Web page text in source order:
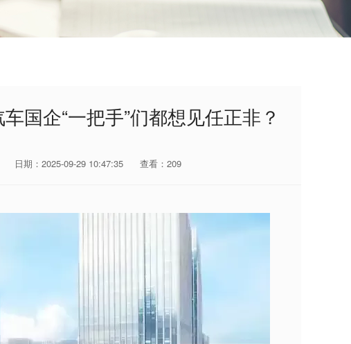
国企“一把手”们都想见任正非？
日期：2025-09-29 10:47:35 查看：209